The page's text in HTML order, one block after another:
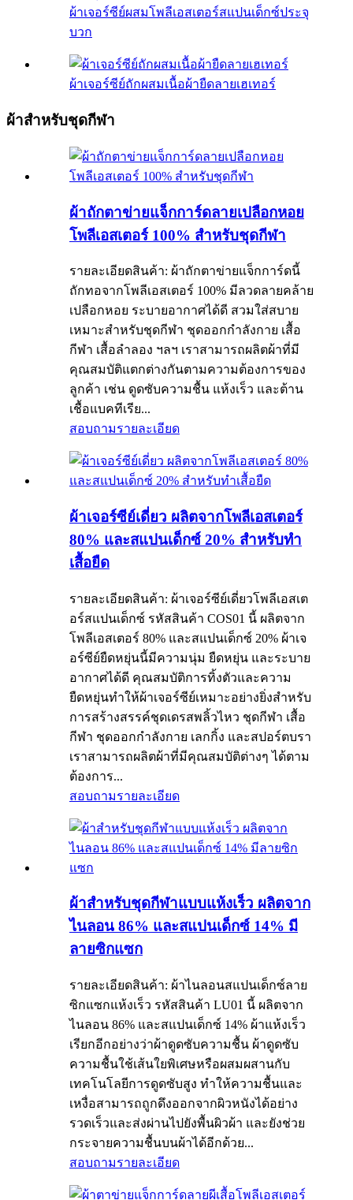
ผ้าเจอร์ซีย์ผสมโพลีเอสเตอร์สแปนเด็กซ์ประจุ
บวก
ผ้าเจอร์ซีย์ถักผสมเนื้อผ้ายืดลายเฮเทอร์
ผ้าสำหรับชุดกีฬา
ผ้าถักตาข่ายแจ็กการ์ดลายเปลือกหอย
โพลีเอสเตอร์ 100% สำหรับชุดกีฬา
รายละเอียดสินค้า: ผ้าถักตาข่ายแจ็กการ์ดนี้
ถักทอจากโพลีเอสเตอร์ 100% มีลวดลายคล้าย
เปลือกหอย ระบายอากาศได้ดี สวมใส่สบาย
เหมาะสำหรับชุดกีฬา ชุดออกกำลังกาย เสื้อ
กีฬา เสื้อลำลอง ฯลฯ เราสามารถผลิตผ้าที่มี
คุณสมบัติแตกต่างกันตามความต้องการของ
ลูกค้า เช่น ดูดซับความชื้น แห้งเร็ว และต้าน
เชื้อแบคทีเรีย...
สอบถามรายละเอียด
ผ้าเจอร์ซีย์เดี่ยว ผลิตจากโพลีเอสเตอร์
80% และสแปนเด็กซ์ 20% สำหรับทำ
เสื้อยืด
รายละเอียดสินค้า: ผ้าเจอร์ซีย์เดี่ยวโพลีเอสเต
อร์สแปนเด็กซ์ รหัสสินค้า COS01 นี้ ผลิตจาก
โพลีเอสเตอร์ 80% และสแปนเด็กซ์ 20% ผ้าเจ
อร์ซีย์ยืดหยุ่นนี้มีความนุ่ม ยืดหยุ่น และระบาย
อากาศได้ดี คุณสมบัติการทิ้งตัวและความ
ยืดหยุ่นทำให้ผ้าเจอร์ซีย์เหมาะอย่างยิ่งสำหรับ
การสร้างสรรค์ชุดเดรสพลิ้วไหว ชุดกีฬา เสื้อ
กีฬา ชุดออกกำลังกาย เลกกิ้ง และสปอร์ตบรา
เราสามารถผลิตผ้าที่มีคุณสมบัติต่างๆ ได้ตาม
ต้องการ...
สอบถามรายละเอียด
ผ้าสำหรับชุดกีฬาแบบแห้งเร็ว ผลิตจาก
ไนลอน 86% และสแปนเด็กซ์ 14% มี
ลายซิกแซก
รายละเอียดสินค้า: ผ้าไนลอนสแปนเด็กซ์ลาย
ซิกแซกแห้งเร็ว รหัสสินค้า LU01 นี้ ผลิตจาก
ไนลอน 86% และสแปนเด็กซ์ 14% ผ้าแห้งเร็ว
เรียกอีกอย่างว่าผ้าดูดซับความชื้น ผ้าดูดซับ
ความชื้นใช้เส้นใยพิเศษหรือผสมผสานกับ
เทคโนโลยีการดูดซับสูง ทำให้ความชื้นและ
เหงื่อสามารถถูกดึงออกจากผิวหนังได้อย่าง
รวดเร็วและส่งผ่านไปยังพื้นผิวผ้า และยังช่วย
กระจายความชื้นบนผ้าได้อีกด้วย...
สอบถามรายละเอียด